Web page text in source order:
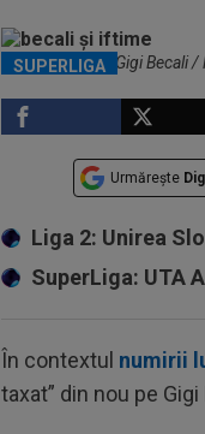
SUPERLIGA
Valeriu Iftime si Gigi Becali
Urmărește
Liga 2: Unirea
SuperLiga: UTA
În contextul numirii
taxat” din nou pe Gigi